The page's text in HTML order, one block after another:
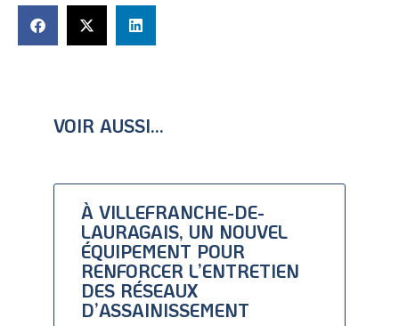
VOIR AUSSI...
À VILLEFRANCHE-DE-
LAURAGAIS, UN NOUVEL
ÉQUIPEMENT POUR
RENFORCER L’ENTRETIEN
DES RÉSEAUX
D’ASSAINISSEMENT